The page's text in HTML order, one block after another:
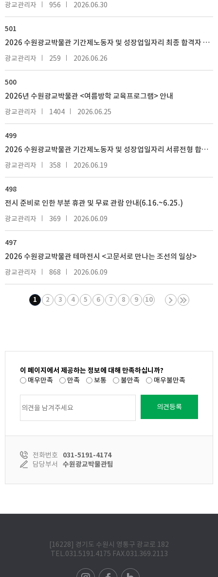
광교관리자 956 2026.06.30
501
2026 수원광교박물관 기간제노동자 및 성장업일자리 최종 합격자 발표
광교관리자 259 2026.06.26
500
2026년 수원광교박물관 <여름방학 교육프로그램> 안내
광교관리자 1404 2026.06.25
499
2026 수원광교박물관 기간제노동자 및 성장업일자리 서류전형 합격자 발표
광교관리자 358 2026.06.19
498
전시 준비로 인한 부분 휴관 및 무료 관람 안내(6.16.~6.25.)
광교관리자 369 2026.06.09
497
2026 수원광교박물관 테마전시 <고문서로 만나는 조선의 일상>
광교관리자 868 2026.06.09
1 2 3 4 5 6 7 8 9 10
이 페이지에서 제공하는 정보에 대해 만족하십니까?
매우만족
만족 보통 불만족 매우불만족
의견등록
전화번호
031-5191-4174
담당부서
수원광교박물관팀
[16228] 경기도 수원시 영통구 광교로 182
TEL.031.5191.4175 FAX.031.369.2113